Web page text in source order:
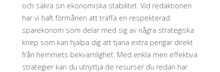
och säkra sin ekonomiska stabilitet. Vid redaktionen
har vi haft förmånen att träffa en respekterad
sparekonom som delar med sig av några strategiska
knep som kan hjälpa dig att tjäna extra pengar direkt
från hemmets bekvämlighet. Med enkla men effektiva
strategier kan du utnyttja de resurser du redan har